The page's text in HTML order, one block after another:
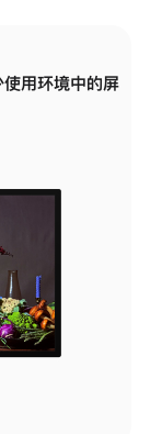
使用环境中的屏